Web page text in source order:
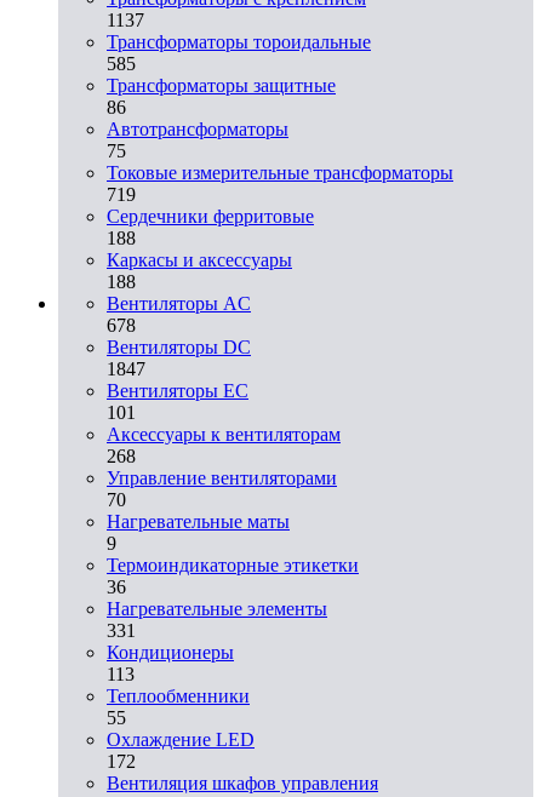
1137
Трансформаторы тороидальные
585
Трансформаторы защитные
86
Автотрансформаторы
75
Токовые измерительные трансформаторы
719
Сердечники ферритовые
188
Каркасы и аксессуары
188
Вентиляторы AC
678
Вентиляторы DC
1847
Вентиляторы EC
101
Аксессуары к вентиляторам
268
Управление вентиляторами
70
Нагревательные маты
9
Термоиндикаторные этикетки
36
Нагревательные элементы
331
Кондиционеры
113
Теплообменники
55
Охлаждение LED
172
Вентиляция шкафов управления